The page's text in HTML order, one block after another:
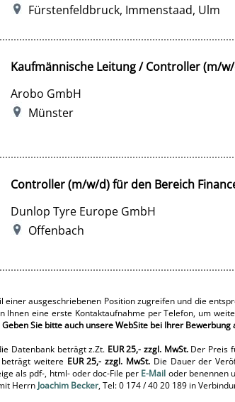
Fürstenfeldbruck, Immenstaad, Ulm
Kaufmännische Leitung / Controller (m/
Arobo GmbH
Münster
Controller (m/w/d) für den Bereich
Dunlop Tyre Europe GmbH
Offenbach
einer ausgeschriebenen Position zugreifen und die
Ihnen eine erste Kontaktaufnahme per Telefon, um
Geben Sie bitte auch unsere WebSite bei Ihrer Bewerbung
Datenbank beträgt z.Zt. EUR 25,- zzgl. MwSt.Der Preis
weitere EUR 25,- zzgl. MwSt. Die Dauer der
als pdf-, html- oder doc-File per E-Mail oder benennen
Herrn Joachim Becker, Tel: 0 174 / 40 20 189 in